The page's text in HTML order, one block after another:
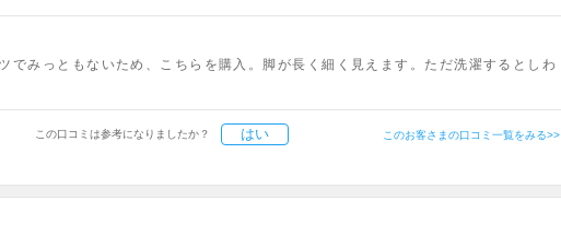
でみっともないため、こちらを購入。脚が長く細く見えます。ただ洗濯するとしわ
この口コミは参考になりましたか？ はい このお客さまの口コミ一覧をみる>>